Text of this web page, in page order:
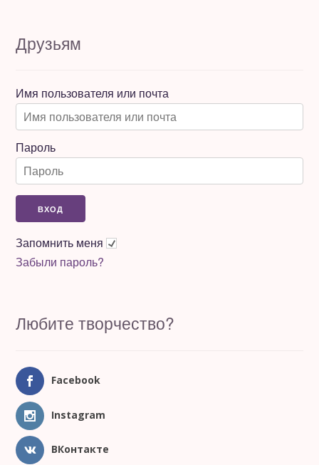
Друзьям
Имя пользователя или почта
Пароль
Запомнить меня
Забыли пароль?
Любите творчество?
Facebook
Instagram
ВКонтакте